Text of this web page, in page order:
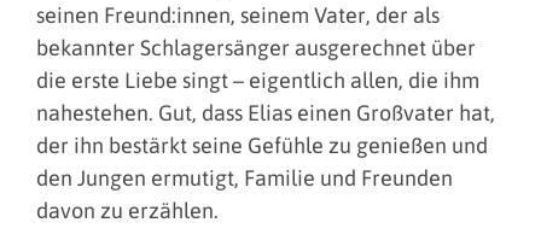
seinen Freund:innen, seinem Vater, der als
bekannter Schlagersänger ausgerechnet über
die erste Liebe singt – eigentlich allen, die ihm
nahestehen. Gut, dass Elias einen Großvater hat,
der ihn bestärkt seine Gefühle zu genießen und
den Jungen ermutigt, Familie und Freunden
davon zu erzählen.